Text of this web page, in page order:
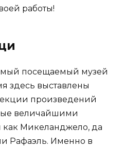
работы!
посещаемый музей
здесь выставлены
произведений
величайшими
Микеланджело, да
Рафаэль. Именно в